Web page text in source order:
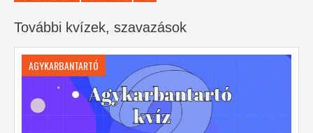
További kvízek, szavazások
AGYKARBANTARTÓ